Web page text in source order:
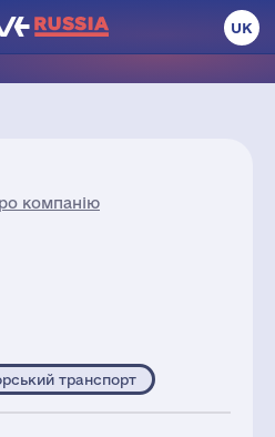
UK
компанію
транспорт